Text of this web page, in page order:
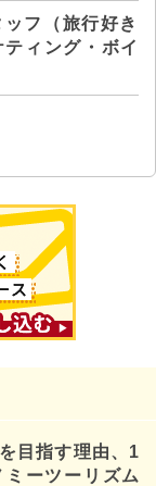
フ（旅行好き
ィング・ボイ
目指す理由、1
ーツーリズム